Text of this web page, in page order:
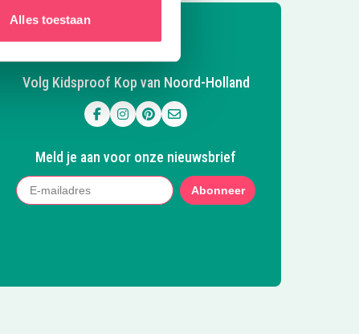
Alles toestaan
Volg Kidsproof Kop van Noord-Holland
Volg ons op Facebook
Volg ons op Instagram
Volg ons op Pinterest
Mail ons
Meld je aan voor onze nieuwsbrief
Abonneer